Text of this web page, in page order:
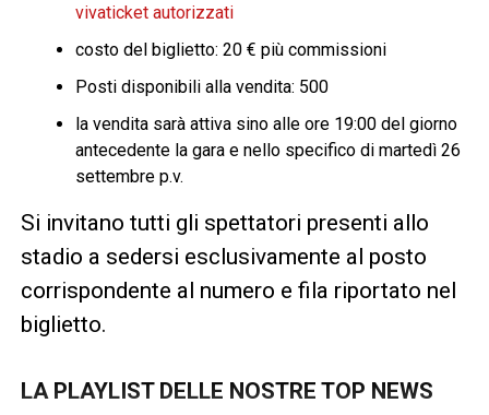
vivaticket autorizzati
costo del biglietto: 20 € più commissioni
Posti disponibili alla vendita: 500
la vendita sarà attiva sino alle ore 19:00 del giorno
antecedente la gara e nello specifico di martedì 26
settembre p.v.
Si invitano tutti gli spettatori presenti allo
stadio a sedersi esclusivamente al posto
corrispondente al numero e fila riportato nel
biglietto.
LA PLAYLIST DELLE NOSTRE TOP NEWS